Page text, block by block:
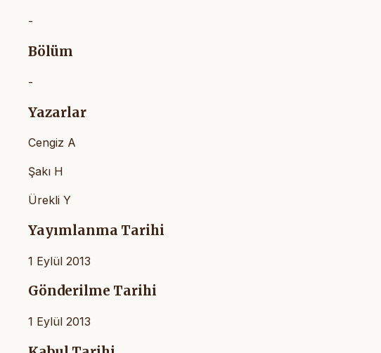
-
Bölüm
-
Yazarlar
Cengiz A
Şakı H
Ürekli Y
Yayımlanma Tarihi
1 Eylül 2013
Gönderilme Tarihi
1 Eylül 2013